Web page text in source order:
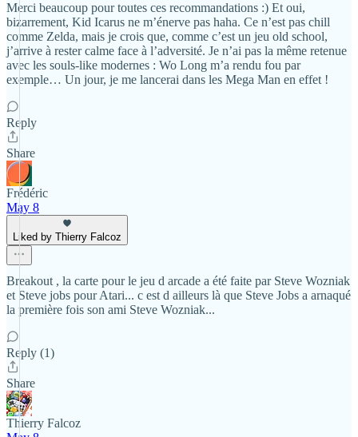
Merci beaucoup pour toutes ces recommandations :) Et oui,
bizarrement, Kid Icarus ne m’énerve pas haha. Ce n’est pas chill
comme Zelda, mais je crois que, comme c’est un jeu old school,
j’arrive à rester calme face à l’adversité. Je n’ai pas la même retenue
avec les souls-like modernes : Wo Long m’a rendu fou par
exemple… Un jour, je me lancerai dans les Mega Man en effet !
Reply
Share
Frédéric
May 8
Liked by Thierry Falcoz
Breakout , la carte pour le jeu d arcade a été faite par Steve Wozniak
et Steve jobs pour Atari... c est d ailleurs là que Steve Jobs a arnaqué
la première fois son ami Steve Wozniak...
Reply (1)
Share
Thierry Falcoz